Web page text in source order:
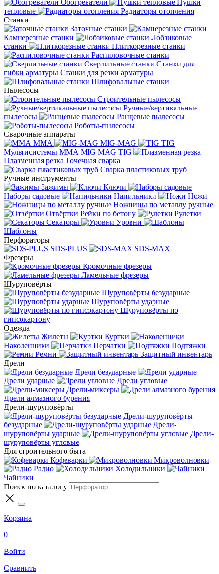
Обогреватели
Пушки
тепловые
Радиаторы отопления
Станки
Заточные станки
Камнерезные станки
Лобзиковые
станки
Плиткорезные станки
Распиловочные станки
Сверлильные станки Станки для
гибки арматуры Станки для резки арматуры
Шлифовальные станки
Пылесосы
Строительные пылесосы
Ручные/вертикальные
пылесосы
Ранцевые пылесосы
Роботы-пылесосы
Сварочные аппараты
MMA
MIG-MAG
TIG
Мультисистемы ММА MIG MAG TIG
Плазменная резка Точечная сварка
Cварка пластиковых труб
Ручные инструменты
Зажимы
Ключи
Наборы садовые
Напильники
Ножи
Ножницы по металлу ручные
Отвёртки Рейки по бетону
Рулетки
Секаторы
Уровни
Шаблоны
Перфораторы
SDS-PLUS
SDS-MAX
Фрезеры
Кромочные фрезеры
Ламельные фрезеры
Шуруповёрты
Шуруповёрты безударные
Шуруповёрты ударные
Шуруповёрты по
гипсокартону
Одежда
Жилеты
Куртки
Наколенники
Перчатки
Подтяжки
Ремни
Защитный инвентарь
Дрели
Дрели безударные
Дрели ударные
Дрели угловые
Дрели-миксеры
Дрели алмазного бурения
Дрели-шуруповёрты
Дрели-шуруповёрты
безударные
Дрели-
шуруповёрты ударные
Дрели-
шуруповёрты угловые
Для строительного быта
Кофеварки
Микроволновки
Радио
Холодильники
Чайники
Поиск по каталогу
Корзина
0
Войти
Сравнить